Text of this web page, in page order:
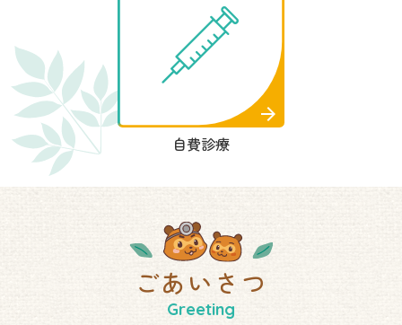
自費診療
ごあいさつ